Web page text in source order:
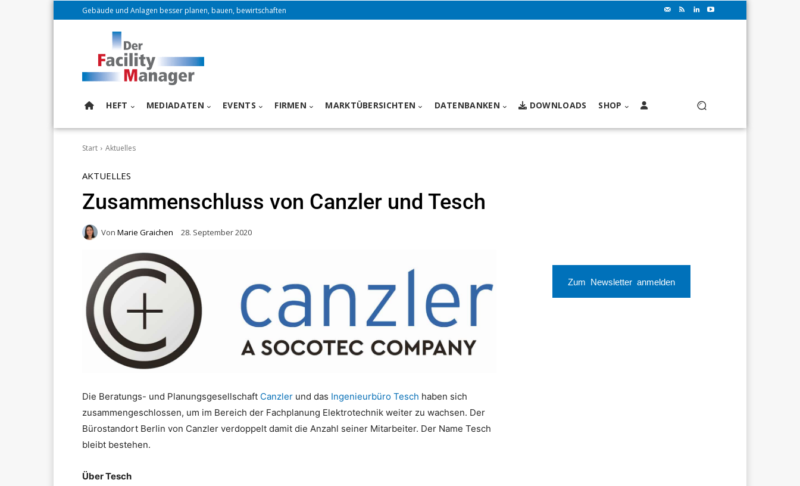
Gebäude und Anlagen besser planen, bauen, bewirtschaften
HEFT MEDIADATEN EVENTS FIRMEN MARKTÜBERSICHTEN DATENBANKEN DOWNLOADS SHOP
Start Aktuelles
AKTUELLES
Zusammenschluss von Canzler und Tesch
Von Marie Graichen 28. September 2020
Die Beratungs- und Planungsgesellschaft Canzler und das Ingenieurbüro Tesch haben sich
zusammengeschlossen, um im Bereich der Fachplanung Elektrotechnik weiter zu wachsen. Der
Bürostandort Berlin von Canzler verdoppelt damit die Anzahl seiner Mitarbeiter. Der Name Tesch
bleibt bestehen.
Über Tesch
Zum Newsletter anmelden